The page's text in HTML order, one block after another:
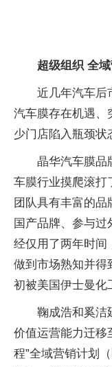
超级组织 全
近几年汽车后
汽车膜存在机遇、
少门店陷入瓶颈状
晶华汽车膜品
车膜行业摸爬滚打
团队具有丰富的
国产品牌、参与
经仅用了两年时间
做到市场熟知并得
初被美国伊士曼化
鞠成浩和奚洁
价值运营能力迁移
程”全域营销计划